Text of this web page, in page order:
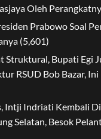
Oleh
Prabowo Soal
(5,601)
Struktural, Bupati Egi
RSUD Bob Bazar,
Intji Indriati Kembali
Selatan, Besok